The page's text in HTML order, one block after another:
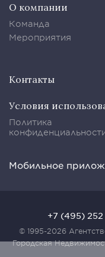
О компании
Команда
Мероприятия
Контакты
Условия
Политика
Мобильное
© 1995-2026
Городская
+7 (495)